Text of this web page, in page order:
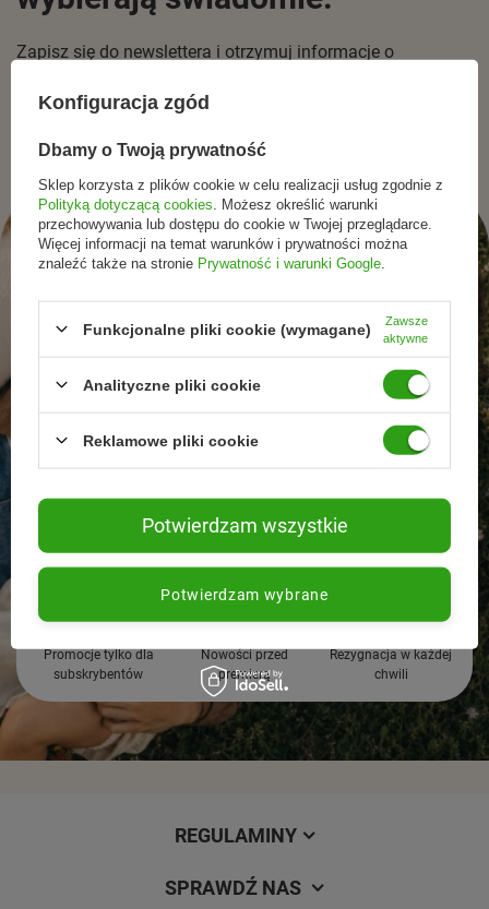
Zapisz się do newslettera i otrzymuj informacje o
naturalnej pielęgnacjii zdrowego stylu życia.
Promocje tylko dla
subskrybentów
Nowości przed
premierą
Rezygnacja w każdej
chwili
REGULAMINY
SPRAWDŹ NAS
Konfiguracja zgód
Dbamy o Twoją prywatność
Sklep korzysta z plików cookie w celu realizacji usług zgodnie z
Polityką dotyczącą cookies . Możesz określić warunki
przechowywania lub dostępu do cookie w Twojej przeglądarce.
Więcej informacji na temat warunków i prywatności można
znaleźć także na stronie Prywatność i warunki Google
Funkcjonalne pliki cookie (wymagane)
Zawsze
aktywne
Analityczne pliki cookie
Reklamowe pliki cookie
Potwierdzam wybrane
Potwierdzam wszystkie